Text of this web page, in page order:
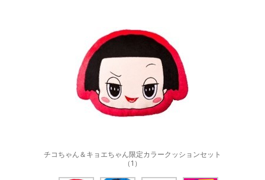
チコちゃん＆キョエちゃん限定カラークッションセット
（1）